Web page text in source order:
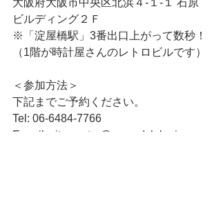
大阪府大阪市中央区北浜４-１-１ 石原
ビルディング２Ｆ
※「淀屋橋駅」3番出口上がって数秒！
（1階が時計屋さんのレトロビルです）
＜参加方法＞
下記までご予約ください。
Tel: 06-6484-7766
E-mail: sitemaster@serendylabo.jp